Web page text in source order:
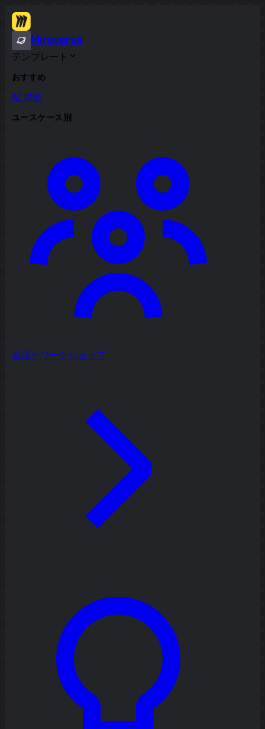
Miroverse
テンプレート
おすすめ
AI 搭載
ユースケース別
会議とワークショップ